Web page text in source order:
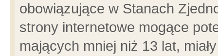
obowiązujące w Stanach
strony internetowe mogące
mających mniej niż 13 lat,